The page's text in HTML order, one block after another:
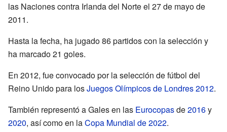
las Naciones contra Irlanda del Norte el 27 de mayo de
2011.
Hasta la fecha, ha jugado 86 partidos con la selección y
ha marcado 21 goles.
En 2012, fue convocado por la selección de fútbol del
Reino Unido para losJuegos Olímpicos de Londres 2012.
También representó a Gales en las Eurocopasde2016y
2020, así como en laCopa Mundial de 2022.